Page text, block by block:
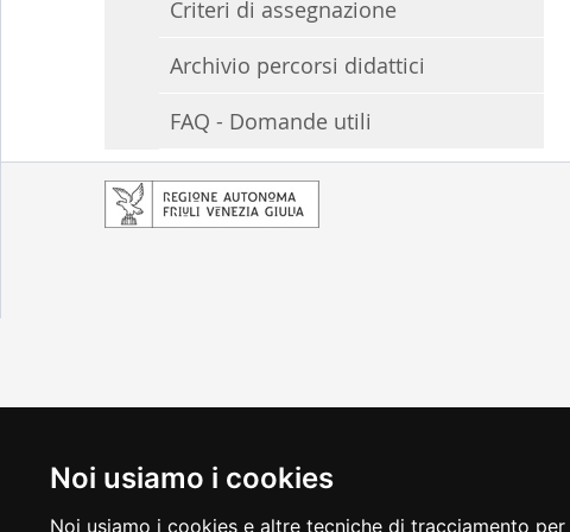
Noi usiamo i cookies
Noi usiamo i cookies e altre tecniche di tracciamento
Criteri di assegnazione
Archivio percorsi didattici
FAQ - Domande utili